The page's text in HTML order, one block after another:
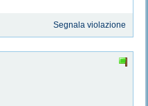
Segnala violazione